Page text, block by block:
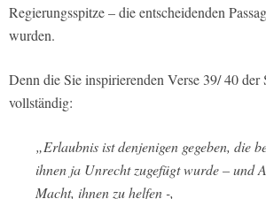
Regierungsspitze – die entscheidenden
wurden.
Denn die Sie inspirierenden Verse 39/ 40 der
vollständig:
„Erlaubnis ist denjenigen gegeben, die
ihnen ja Unrecht zugefügt wurde – und
Macht, ihnen zu helfen -,